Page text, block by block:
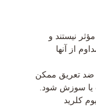
نیستند و
از آنها
ضد تعریق ممکن
یا سوزش شود.
کلرید